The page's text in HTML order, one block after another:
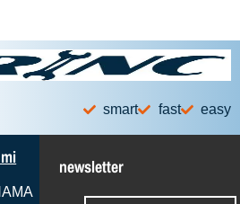
smart fast easy
newsletter